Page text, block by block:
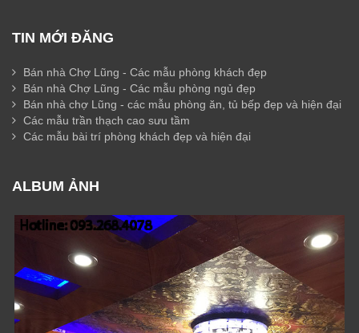
TIN MỚI ĐĂNG
Bán nhà Chợ Lũng - Các mẫu phòng khách đẹp
Bán nhà Chợ Lũng - Các mẫu phòng ngủ đẹp
Bán nhà chợ Lũng - các mẫu phòng ăn, tủ bếp đẹp và hiện đại
Các mẫu trần thạch cao sưu tầm
Các mẫu bài trí phòng khách đẹp và hiện đại
ALBUM ẢNH